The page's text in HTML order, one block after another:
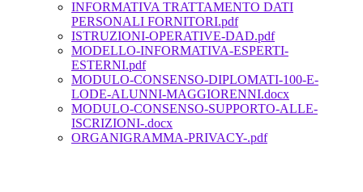
INFORMATIVA TRATTAMENTO DATI
PERSONALI FORNITORI.pdf
ISTRUZIONI-OPERATIVE-DAD.pdf
MODELLO-INFORMATIVA-ESPERTI-
ESTERNI.pdf
MODULO-CONSENSO-DIPLOMATI-100-E-
LODE-ALUNNI-MAGGIORENNI.docx
MODULO-CONSENSO-SUPPORTO-ALLE-
ISCRIZIONI-.docx
ORGANIGRAMMA-PRIVACY-.pdf